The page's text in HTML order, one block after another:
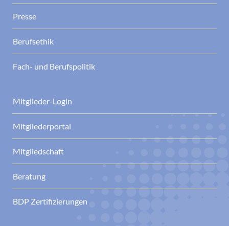
Presse
Berufsethik
Fach- und Berufspolitik
Mitglieder-Login
Mitgliederportal
Mitgliedschaft
Beratung
BDP Zertifizierungen